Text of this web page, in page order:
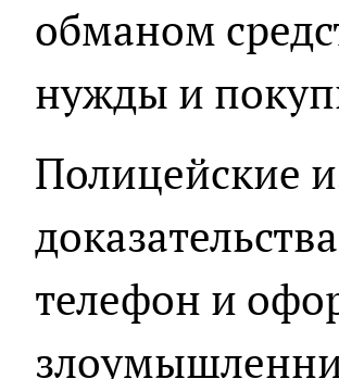
обманом
нужды и
Полицейские
телефон и